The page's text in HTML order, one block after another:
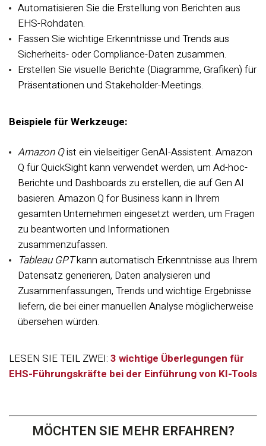
Automatisieren Sie die Erstellung von Berichten aus
EHS-Rohdaten.
Fassen Sie wichtige Erkenntnisse und Trends aus
Sicherheits- oder Compliance-Daten zusammen.
Erstellen Sie visuelle Berichte (Diagramme, Grafiken) für
Präsentationen und Stakeholder-Meetings.
Beispiele für Werkzeuge:
Amazon Qist ein vielseitiger GenAI-Assistent. Amazon
Q für QuickSight kann verwendet werden, um Ad-hoc-
Berichte und Dashboards zu erstellen, die auf Gen AI
basieren. Amazon Q for Business kann in Ihrem
gesamten Unternehmen eingesetzt werden, um Fragen
zu beantworten und Informationen
zusammenzufassen.
Tableau GPTkann automatisch Erkenntnisse aus Ihrem
Datensatz generieren, Daten analysieren und
Zusammenfassungen, Trends und wichtige Ergebnisse
liefern, die bei einer manuellen Analyse möglicherweise
übersehen würden.
LESEN SIE TEIL ZWEI: 3 wichtige Überlegungen für
EHS-Führungskräfte bei der Einführung von KI-Tools
MÖCHTEN SIE MEHR ERFAHREN?